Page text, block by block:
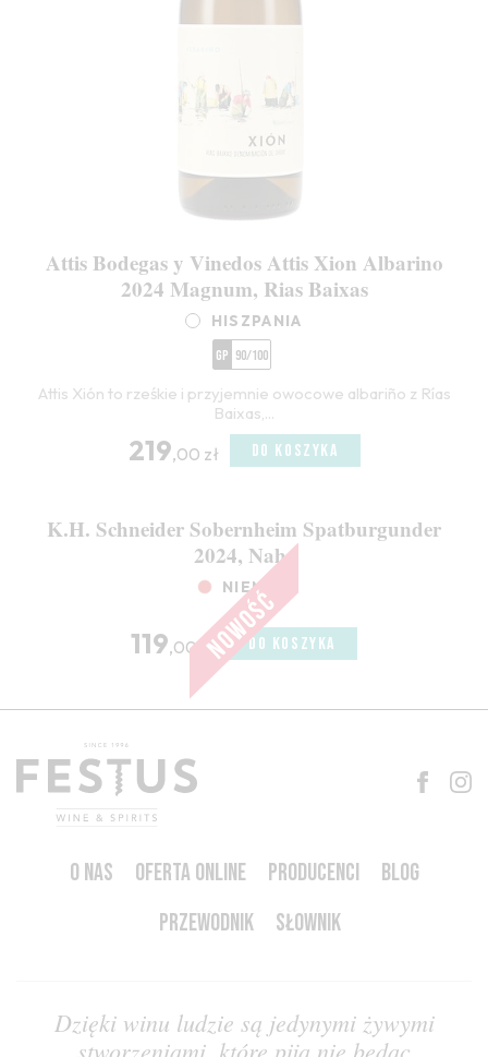
Attis Bodegas y Vinedos Attis Xion Albarino
2024 Magnum, Rias Baixas
HISZPANIA
GP 90/100
Attis Xión to rześkie i przyjemnie owocowe albariño z Rías
Baixas,...
219,00 zł DO KOSZYKA
K.H. Schneider Sobernheim Spatburgunder
2024, Nahe
NIEMCY
119,00 zł DO KOSZYKA
O NAS OFERTA ONLINE PRODUCENCI
BLOG
PRZEWODNIK
SŁOWNIK
Dzięki winu ludzie są jedynymi żywymi
stworzeniami, które piją nie będąc